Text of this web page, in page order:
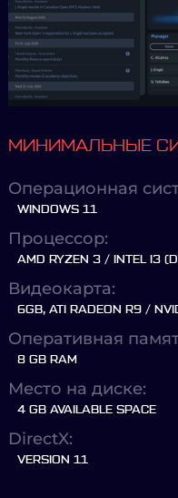
МИНИМАЛЬНЫЕ
Операционная
WINDOWS 11
Процессор:
AMD RYZEN 3 / INTEL I3
Видеокарта:
6GB, ATI RADEON R9 /
Оперативная
8 GB RAM
Место на диске:
4 GB AVAILABLE SPACE
DirectX:
VERSION 11